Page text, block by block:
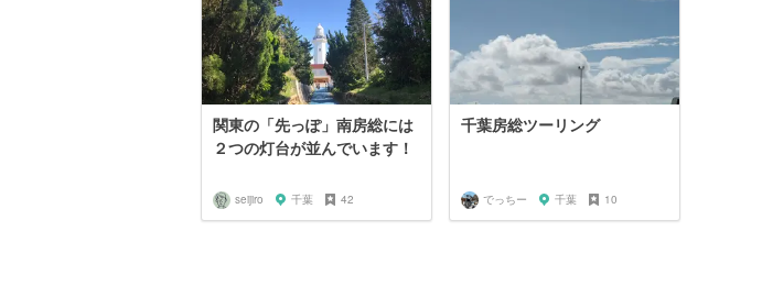
関東の「先っぽ」南房総には
２つの灯台が並んでいます！
seijiro 千葉 42
千葉房総ツーリング
でっちー 千葉 10